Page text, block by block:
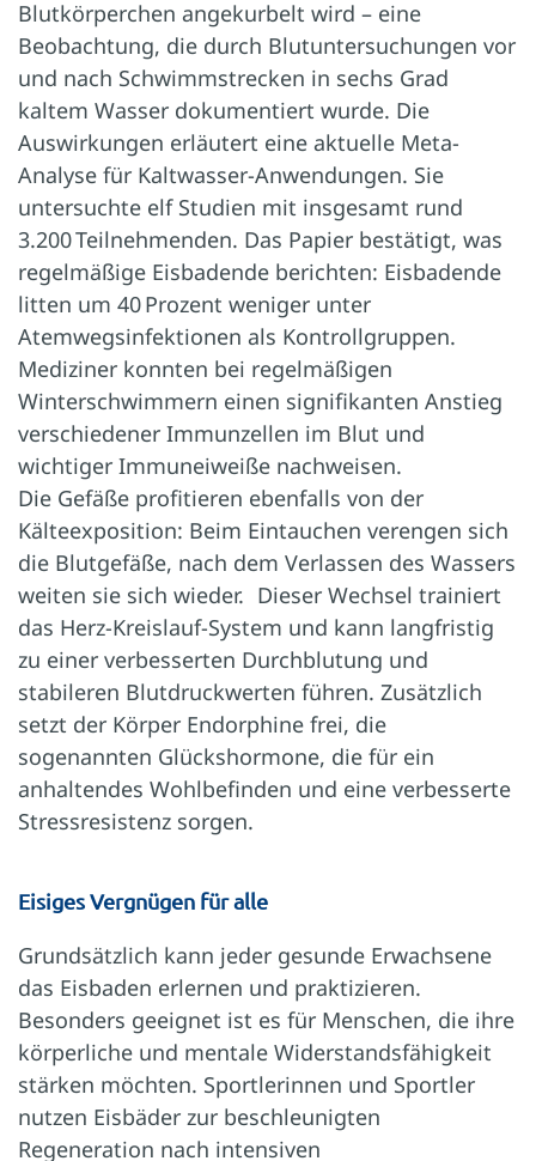
Blutkörperchen angekurbelt wird – eine
Beobachtung, die durch Blutuntersuchungen vor
und nach Schwimmstrecken in sechs Grad
kaltem Wasser dokumentiert wurde. Die
Auswirkungen erläutert eine aktuelle Meta-
Analyse für Kaltwasser-Anwendungen. Sie
untersuchte elf Studien mit insgesamt rund
3.200 Teilnehmenden. Das Papier bestätigt, was
regelmäßige Eisbadende berichten: Eisbadende
litten um 40 Prozent weniger unter
Atemwegsinfektionen als Kontrollgruppen.
Mediziner konnten bei regelmäßigen
Winterschwimmern einen signifikanten Anstieg
verschiedener Immunzellen im Blut und
wichtiger Immuneiweiße nachweisen.
Die Gefäße profitieren ebenfalls von der
Kälteexposition: Beim Eintauchen verengen sich
die Blutgefäße, nach dem Verlassen des Wassers
weiten sie sich wieder. Dieser Wechsel trainiert
das Herz-Kreislauf-System und kann langfristig
zu einer verbesserten Durchblutung und
stabileren Blutdruckwerten führen. Zusätzlich
setzt der Körper Endorphine frei, die
sogenannten Glückshormone, die für ein
anhaltendes Wohlbefinden und eine verbesserte
Stressresistenz sorgen.
Eisiges Vergnügen für alle
Grundsätzlich kann jeder gesunde Erwachsene
das Eisbaden erlernen und praktizieren.
Besonders geeignet ist es für Menschen, die ihre
körperliche und mentale Widerstandsfähigkeit
stärken möchten. Sportlerinnen und Sportler
nutzen Eisbäder zur beschleunigten
Regeneration nach intensiven